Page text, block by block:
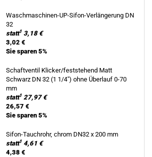
Waschmaschinen-​UP-Sifon-Verlängerung DN
32
statt13,18 €
3,02 €
Sie sparen 5%
Schaft­ven­til Kli­cker/fest­ste­hend Matt
Schwarz DN 32 (1 1/4") ohne Über­lauf 0-70
mm
statt127,97 €
26,57 €
Sie sparen 5%
Sifon-​Tauchrohr, chrom DN32 x 200 mm
statt14,61 €
4,38 €